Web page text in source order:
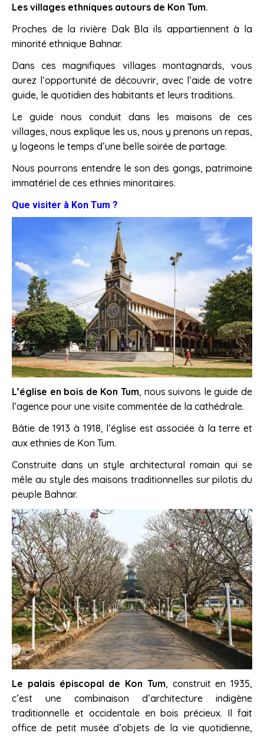
Les villages ethniques autours de Kon Tum.
Proches de la rivière Dak Bla ils appartiennent à la
minorité ethnique Bahnar.
Dans ces magnifiques villages montagnards, vous
aurez l’opportunité de découvrir, avec l’aide de votre
guide, le quotidien des habitants et leurs traditions.
Le guide nous conduit dans les maisons de ces
villages, nous explique les us, nous y prenons un repas,
y logeons le temps d’une belle soirée de partage.
Nous pourrons entendre le son des gongs, patrimoine
immatériel de ces ethnies minoritaires.
Que visiter à Kon Tum ?
L’église en bois de Kon Tum, nous suivons le guide de
l’agence pour une visite commentée de la cathédrale.
Bâtie de 1913 à 1918, l’église est associée à la terre et
aux ethnies de Kon Tum.
Construite dans un style architectural romain qui se
mêle au style des maisons traditionnelles sur pilotis du
peuple Bahnar.
Le palais épiscopal de Kon Tum, construit en 1935,
c’est une combinaison d’architecture indigène
traditionnelle et occidentale en bois précieux. Il fait
office de petit musée d’objets de la vie quotidienne,